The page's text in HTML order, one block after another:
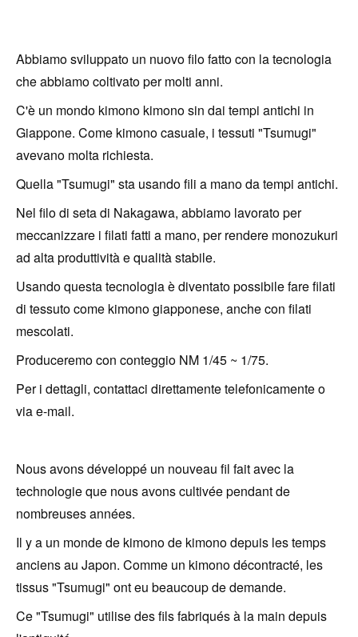
Abbiamo sviluppato un nuovo filo fatto con la tecnologia
che abbiamo coltivato per molti anni.
C'è un mondo kimono kimono sin dai tempi antichi in
Giappone. Come kimono casuale, i tessuti "Tsumugi"
avevano molta richiesta.
Quella "Tsumugi" sta usando fili a mano da tempi antichi.
Nel filo di seta di Nakagawa, abbiamo lavorato per
meccanizzare i filati fatti a mano, per rendere monozukuri
ad alta produttività e qualità stabile.
Usando questa tecnologia è diventato possibile fare filati
di tessuto come kimono giapponese, anche con filati
mescolati.
Produceremo con conteggio NM 1/45 ~ 1/75.
Per i dettagli, contattaci direttamente telefonicamente o
via e-mail.
Nous avons développé un nouveau fil fait avec la
technologie que nous avons cultivée pendant de
nombreuses années.
Il y a un monde de kimono de kimono depuis les temps
anciens au Japon. Comme un kimono décontracté, les
tissus "Tsumugi" ont eu beaucoup de demande.
Ce "Tsumugi" utilise des fils fabriqués à la main depuis